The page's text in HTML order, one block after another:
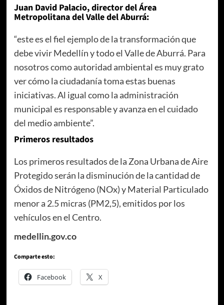
Juan David Palacio, director del Área
Metropolitana del Valle del Aburrá:
“este es el fiel ejemplo de la transformación que
debe vivir Medellín y todo el Valle de Aburrá. Para
nosotros como autoridad ambiental es muy grato
ver cómo la ciudadanía toma estas buenas
iniciativas. Al igual como la administración
municipal es responsable y avanza en el cuidado
del medio ambiente”.
Primeros resultados
Los primeros resultados de la Zona Urbana de Aire
Protegido serán la disminución de la cantidad de
Óxidos de Nitrógeno (NOx) y Material Particulado
menor a 2.5 micras (PM2,5), emitidos por los
vehículos en el Centro.
medellin.gov.co
Comparte esto:
Facebook X